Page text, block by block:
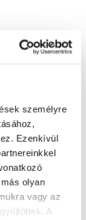
személyre
Ezenkívül
olyan
vagy az
A